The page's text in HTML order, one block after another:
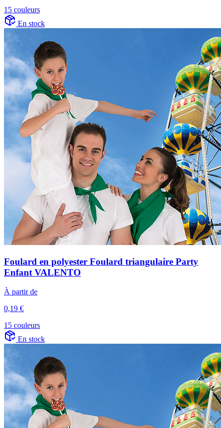
15 couleurs
En stock
Foulard en polyester Foulard triangulaire Party
Enfant VALENTO
À partir de
0,19 €
15 couleurs
En stock